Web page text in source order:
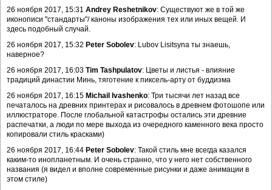
26 ноября 2017, 15:31 Andrey Reshetnikov: Существуют же в той же
иконописи "стандарты"/ каноны изображения тех или иных вещей. И
здесь подобный случай.
26 ноября 2017, 15:32 Peter Sobolev: Lubov Lisitsyna ты знаешь,
наверное?
26 ноября 2017, 16:03 Tim Tashpulatov: Цветы и листья - влияние
традиций династии Минь, тяготение к пиксель-арту от буддизма
26 ноября 2017, 16:15 Michail Ivashenko: Три тысячи лет назад все
печаталось на древних принтерах и рисовалось в древнем фотошопе или
иллюстраторе. После глобальной катастрофы остались эти древние
распечатки, а люди по мере выхода из очередного каменного века просто
копировали стиль красками)
26 ноября 2017, 16:44 Peter Sobolev: Такой стиль мне всегда казался
каким-то инопланетным. И очень странно, что у него нет собственного
названия (я видел и вполне современные рисунки и даже анимации в
этом стиле)